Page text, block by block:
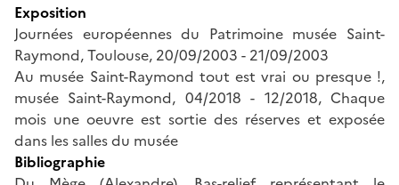
Exposition
Journées européennes du Patrimoine musée Saint-
Raymond, Toulouse, 20/09/2003 - 21/09/2003
Au musée Saint-Raymond tout est vrai ou presque !,
musée Saint-Raymond, 04/2018 - 12/2018, Chaque
mois une oeuvre est sortie des réserves et exposée
dans les salles du musée
Bibliographie